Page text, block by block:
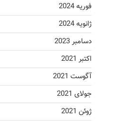
فوریه 2024
ژانویه 2024
دسامبر 2023
اکتبر 2021
آگوست 2021
جولای 2021
ژوئن 2021